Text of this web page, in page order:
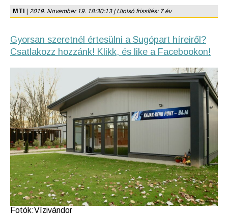
MTI 2019. November 19. 18:30:13 | Utolsó frissítés: 7 év
Gyorsan szeretnél értesülni a Sugópart híreiről?
Csatlakozz hozzánk! Klikk, és like a Facebookon!
Fotók:Vízivándor